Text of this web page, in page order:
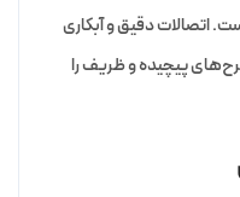
اتصالات دقیق و آبکاری
پیچیده و ظریف را